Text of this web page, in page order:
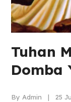
Tuhan
Domba
By Admin | 25